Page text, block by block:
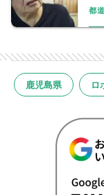
都
鹿児島県 ロ